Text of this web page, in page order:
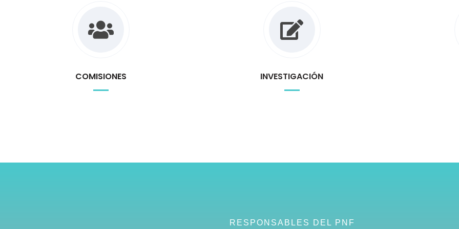
COMISIONES INVESTIGACIÓN
RESPONSABLES DEL PNF